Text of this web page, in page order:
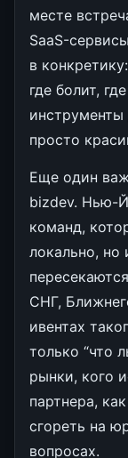
месте
SaaS-
в
где болит,
инструменты
просто
Еще один
bizdev. Нью-
команд,
локально, но
СНГ,
ивентах
только “что
рынки, кого
партнера,
сгореть на
вопросах.